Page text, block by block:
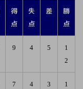
得
点
失
点
差
勝
点
9 4 5
1
2
7 4 3
1